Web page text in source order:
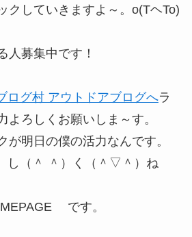
クしていきますよ～。o(TヘTo)
人募集中です！
ラ
ろしくお願いしま～す。
が明日の僕の活力なんです。
し（＾ ＾）く（＾▽＾）ね
です。